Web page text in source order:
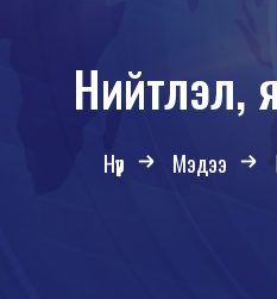
Нийтлэл,
Нүүр Мэдээ